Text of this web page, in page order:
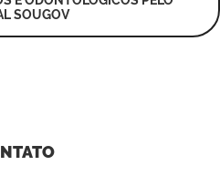
SOUGOV